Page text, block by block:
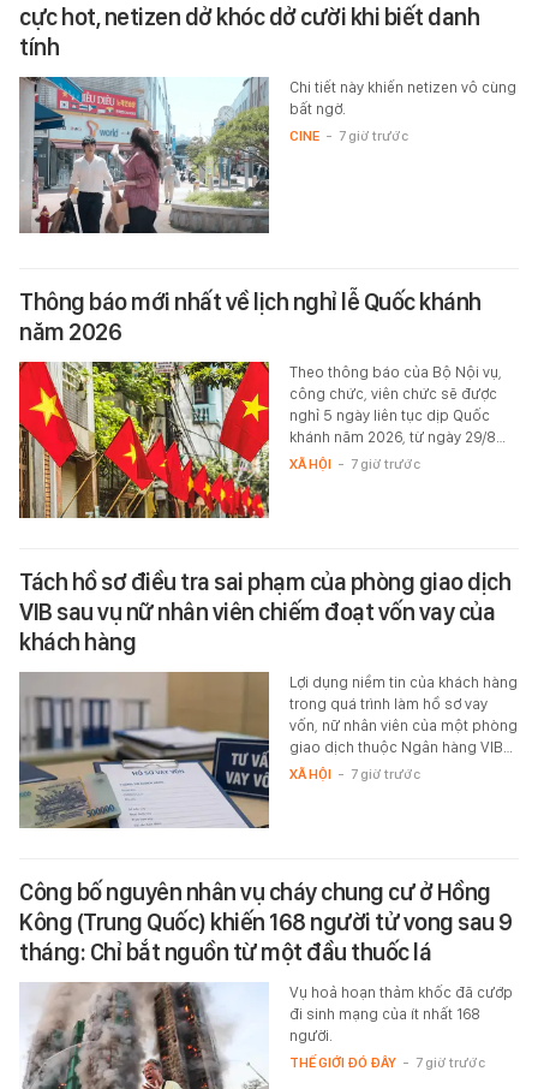
cực hot, netizen dở khóc dở cười khi biết danh
tính
Chi tiết này khiến netizen vô cùng
bất ngờ.
CINE - 7 giờ trước
Thông báo mới nhất về lịch nghỉ lễ Quốc khánh
năm 2026
Theo thông báo của Bộ Nội vụ,
công chức, viên chức sẽ được
nghỉ 5 ngày liên tục dịp Quốc
khánh năm 2026, từ ngày 29/8…
XÃ HỘI - 7 giờ trước
Tách hồ sơ điều tra sai phạm của phòng giao dịch
VIB sau vụ nữ nhân viên chiếm đoạt vốn vay của
khách hàng
Lợi dụng niềm tin của khách hàng
trong quá trình làm hồ sơ vay
vốn, nữ nhân viên của một phòng
giao dịch thuộc Ngân hàng VIB…
XÃ HỘI - 7 giờ trước
Công bố nguyên nhân vụ cháy chung cư ở Hồng
Kông (Trung Quốc) khiến 168 người tử vong sau 9
tháng: Chỉ bắt nguồn từ một đầu thuốc lá
Vụ hoả hoạn thảm khốc đã cướp
đi sinh mạng của ít nhất 168
người.
THẾ GIỚI ĐÓ ĐÂY - 7 giờ trước